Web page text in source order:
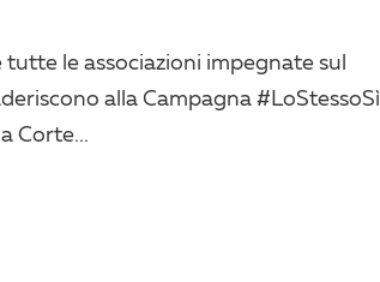
tutte le associazioni impegnate sul
alla Campagna #LoStessoSì,
Corte...